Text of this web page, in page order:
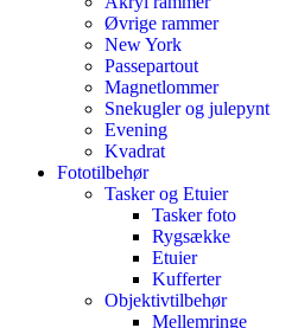
Øvrige rammer
New York
Passepartout
Magnetlommer
Snekugler og julepynt
Evening
Kvadrat
Fototilbehør
Tasker og Etuier
Tasker foto
Rygsække
Etuier
Kufferter
Objektivtilbehør
Mellemringe